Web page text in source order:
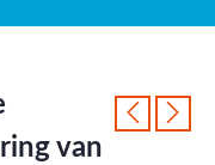
van